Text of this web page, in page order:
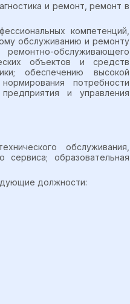
и ремонт, ремонт в
компетенций,
обслуживанию и ремонту
обслуживающего
объектов и средств
обеспечению высокой
потребности
и управления
обслуживания,
образовательная
должности: